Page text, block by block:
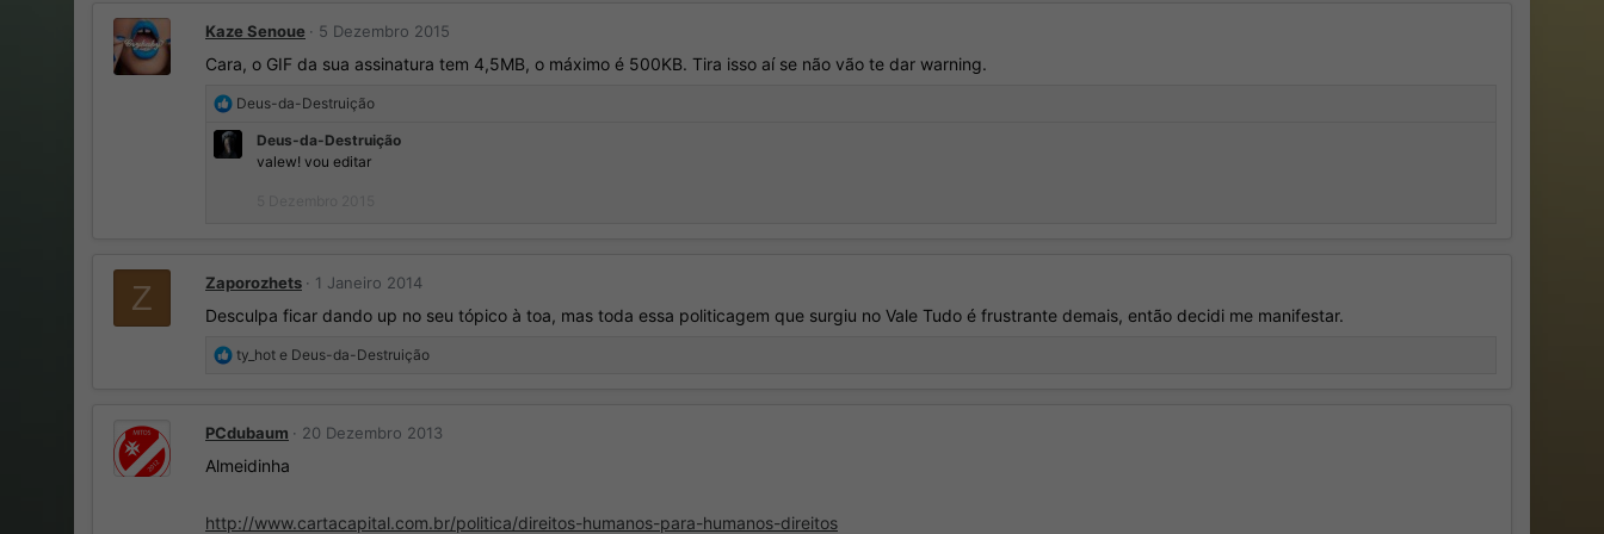
õ
e
:
Kaze Senoue 5 Dezembro 2015
Cara, o GIF da sua assinatura tem 4,5MB, o máximo é 500KB. Tira isso aí se não vão te dar warning.
R
Deus-da-Destruição
Deus-da-Destruição
valew! vou editar
Z Zaporozhets 1 Janeiro 2014
Desculpa ficar dando up no seu tópico à toa, mas toda essa politicagem que surgiu no Vale Tudo é frustrante demais, então decidi me manifestar.
R
õ
e
ty_hot e Deus-da-Destruição
PCdubaum 20 Dezembro 2013
Almeidinha
http://www.cartacapital.com.br/politica/direitos-humanos-para-humanos-direitos